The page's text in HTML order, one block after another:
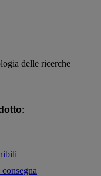
delle ricerche